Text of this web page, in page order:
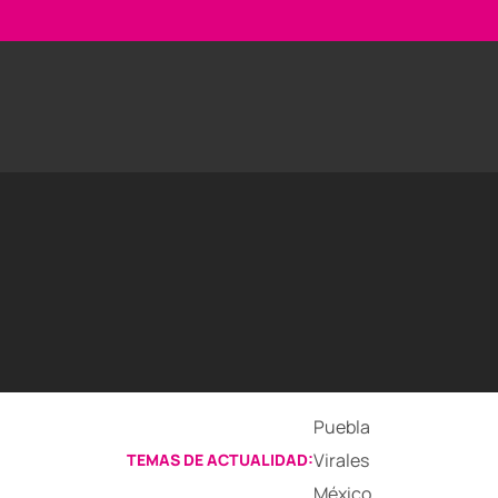
TEMAS DE ACTUALIDAD:
Puebla
Virales
México